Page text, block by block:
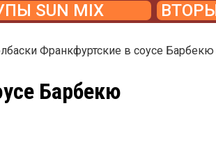
SUN MIX
Франкфуртские в соусе
Барбекю